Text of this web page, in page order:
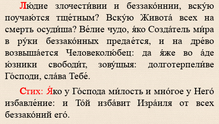
Лю́дие злочести́вии и беззако́ннии, вску́ю
поучаю́тся тще́тным? Вску́ю Живота́ всех на
смерть осуди́ша? Ве́лие чудо, я́ко Созда́тель ми́ра
в ру́ки беззако́нных предае́тся, и на дре́во
возвыша́ется Человеколю́бец: да я́же во а́де
ю́зники свободи́т, зову́щыя: долготерпели́ве
Го́споди, сла́ва Тебе́.
Стих: Я́ко у Го́спода ми́лость и мно́гое у Него́
избавле́ние: и То́й изба́вит Изра́иля от всех
беззако́ний его́.